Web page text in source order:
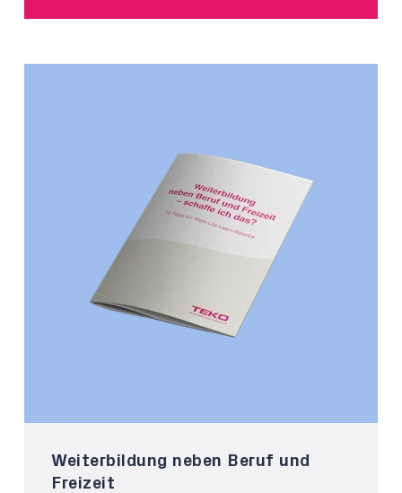
Weiterbildung neben Beruf und
Freizeit